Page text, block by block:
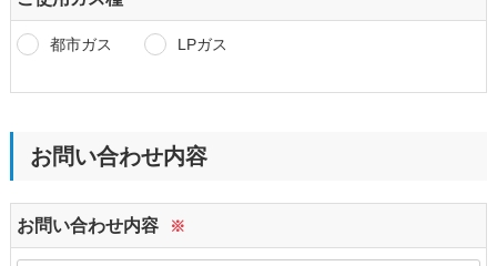
都市ガス LPガス
お問い合わせ内容
お問い合わせ内容 ※